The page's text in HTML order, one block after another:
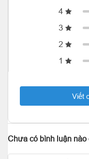
4
3
2
1
Viết
Chưa có bình luận nào